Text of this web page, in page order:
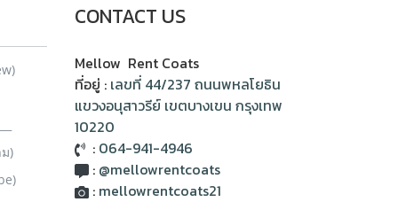
)
CONTACT US
Mellow Rent Coats
ที่อยู่ : เลขที่ 44/237 ถนนพหลโยธิน
แขวงอนุสาวรีย์ เขตบางเขน กรุงเทพ
10220
: 064-941-4946
: @mellowrentcoats
: mellowrentcoats21